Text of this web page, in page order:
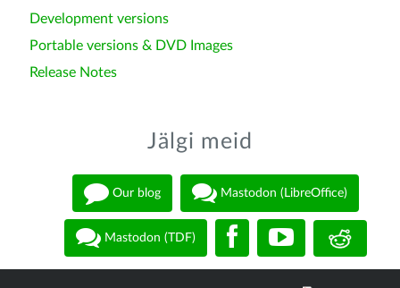
Development versions
Portable versions & DVD Images
Release Notes
Jälgi meid
Our blog Mastodon (LibreOffice)
Mastodon (TDF)